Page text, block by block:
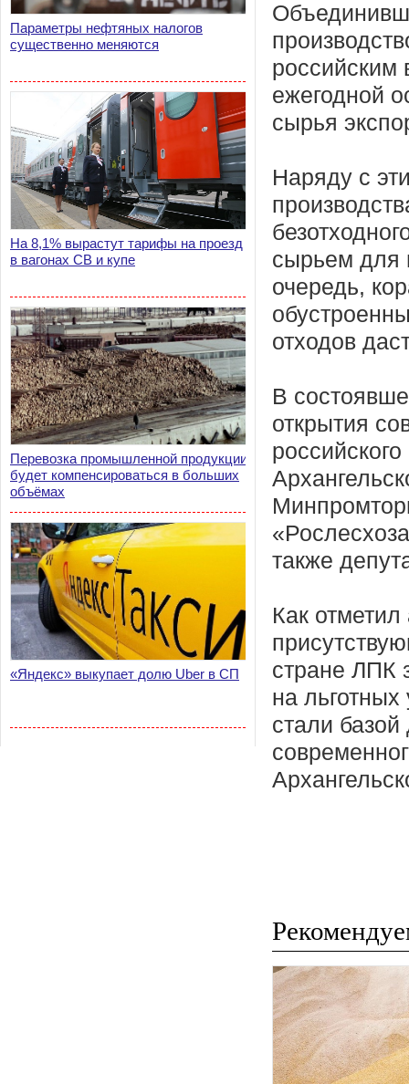
Параметры нефтяных налогов
существенно меняются
На 8,1% вырастут тарифы на проезд
в вагонах СВ и купе
Перевозка промышленной продукции
будет компенсироваться в больших
объёмах
«Яндекс» выкупает долю Uber в СП
российским
ежегодной
сырья
Наряду с
сырьем для
очередь,
отходов
В
открытия
также
Как отметил
стране ЛПК
на
стали